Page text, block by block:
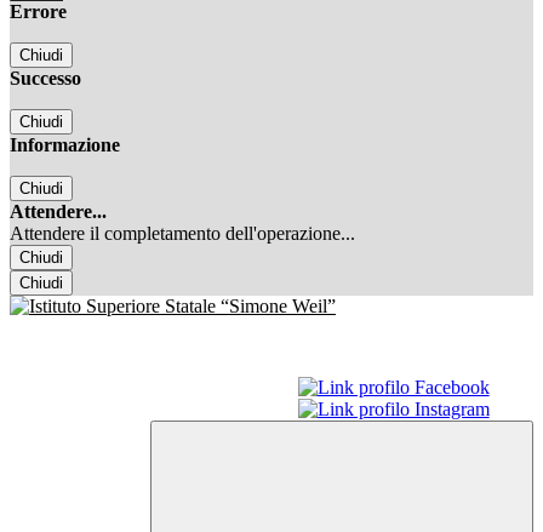
Errore
Chiudi
Successo
Chiudi
Informazione
Chiudi
Attendere...
Attendere il completamento dell'operazione...
Chiudi
Chiudi